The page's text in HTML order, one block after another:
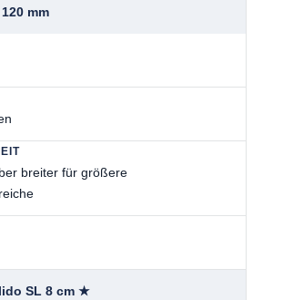
mm
breiter für größere
SL 8 cm ★